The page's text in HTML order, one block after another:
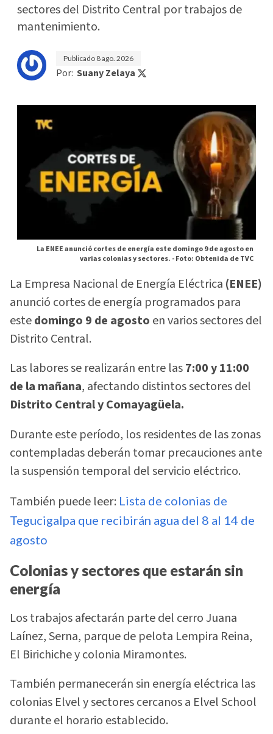
sectores del Distrito Central por trabajos de
mantenimiento.
Publicado 8 ago. 2026
Por: Suany Zelaya
La ENEE anunció cortes de energía este domingo 9 de agosto en
varias colonias y sectores. -Foto: Obtenida de TVC
La Empresa Nacional de Energía Eléctrica (ENEE)
anunció cortes de energía programados para
estedomingo 9 de agosto en varios sectores del
Distrito Central.
Las labores se realizarán entre las7:00 y 11:00
de la mañana, afectando distintos sectores del
Distrito Central y Comayagüela.
Durante este período, los residentes de las zonas
contempladas deberán tomar precauciones ante
la suspensión temporal del servicio eléctrico.
También puede leer: Lista de colonias de
Tegucigalpa que recibirán agua del 8 al 14 de
agosto
Colonias y sectores que estarán sin
energía
Los trabajos afectarán parte del cerro Juana
Laínez, Serna, parque de pelota Lempira Reina,
El Birichiche y colonia Miramontes.
También permanecerán sin energía eléctrica las
colonias Elvel y sectores cercanos a Elvel School
durante el horario establecido.